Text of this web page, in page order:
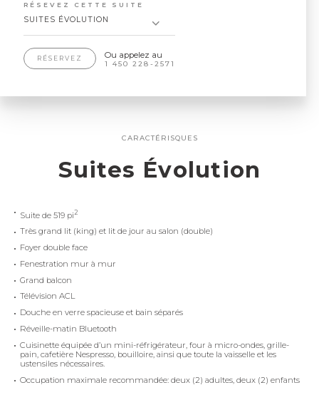
RÉSEVEZ CETTE SUITE
SUITES ÉVOLUTION
RÉSERVEZ Ou appelez au
1 450 228-2571
CARACTÉRISQUES
Suites Évolution
Suite de 519 pi2
Très grand lit (king) et lit de jour au salon (double)
Foyer double face
Fenestration mur à mur
Grand balcon
Télévision ACL
Douche en verre spacieuse et bain séparés
Réveille-matin Bluetooth
Cuisinette équipée d’un mini-réfrigérateur, four à micro-ondes, grille-
pain, cafetière Nespresso, bouilloire, ainsi que toute la vaisselle et les
ustensiles nécessaires.
Occupation maximale recommandée: deux (2) adultes, deux (2) enfants